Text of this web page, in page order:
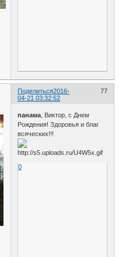
Поделиться 77
2016-
04-21 03:32:52
панама , Виктор, с Днем
Рождения! Здоровья и благ
всяческих!!!
0